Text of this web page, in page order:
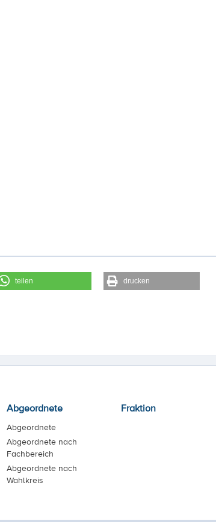
teilen drucken
Abgeordnete
Abgeordnete
Abgeordnete nach
Fachbereich
Abgeordnete nach
Wahlkreis
Fraktion